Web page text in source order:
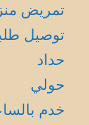
تمريض
توصيل
حداد
حولي
خدم